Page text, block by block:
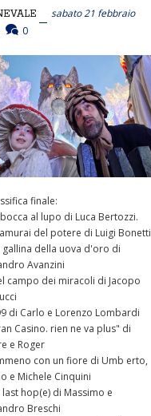
sabato 21 febbraio
0
finale:
al lupo di Luca Bertozzi.
del potere di Luigi Bonetti
gallina della uova d'oro di
Avanzini
campo dei miracoli di Jacopo
di Carlo e Lorenzo Lombardi
Casino. rien ne va plus" di
e Roger
con un fiore di Umb erto,
e Michele Cinquini
last hop(e) di Massimo e
Breschi